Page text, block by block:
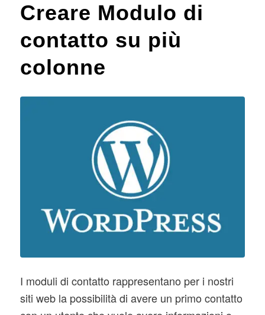
Creare Modulo di
contatto su più
colonne
I moduli di contatto rappresentano per i nostri
siti web la possibilità di avere un primo contatto